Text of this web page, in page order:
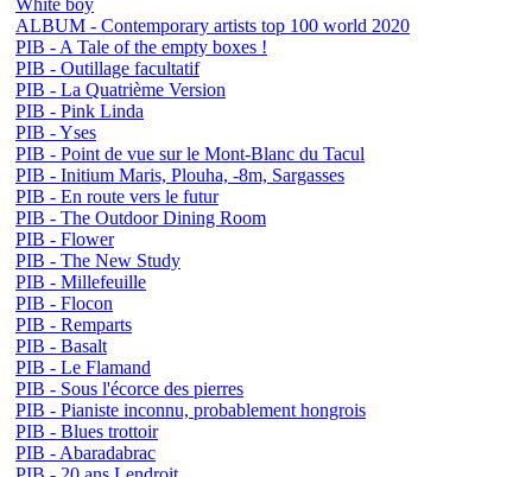
White boy
ALBUM - Contemporary artists top 100 world 2020
PIB - A Tale of the empty boxes !
PIB - Outillage facultatif
PIB - La Quatrième Version
PIB - Pink Linda
PIB - Yses
PIB - Point de vue sur le Mont-Blanc du Tacul
PIB - Initium Maris, Plouha, -8m, Sargasses
PIB - En route vers le futur
PIB - The Outdoor Dining Room
PIB - Flower
PIB - The New Study
PIB - Millefeuille
PIB - Flocon
PIB - Remparts
PIB - Basalt
PIB - Le Flamand
PIB - Sous l'écorce des pierres
PIB - Pianiste inconnu, probablement hongrois
PIB - Blues trottoir
PIB - Abaradabrac